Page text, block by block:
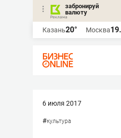
забронируй
валюту
Казань20° Москва
6 июля 2017
#культура